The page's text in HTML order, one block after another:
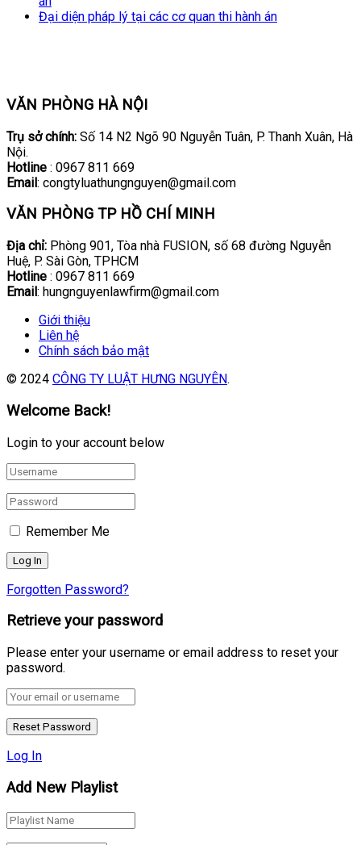
Đại diện pháp lý tại các cơ quan thi hành án
VĂN PHÒNG HÀ NỘI
Trụ sở chính: Số 14 N2 Ngõ 90 Nguyễn Tuân, P. Thanh Xuân, Hà
Nội.
Hotline : 0967 811 669
Email: congtyluathungnguyen@gmail.com
VĂN PHÒNG TP HỒ CHÍ MINH
Địa chỉ: Phòng 901, Tòa nhà FUSION, số 68 đường Nguyễn
Huệ, P. Sài Gòn, TPHCM
Hotline : 0967 811 669
Email : hungnguyenlawfirm@gmail.com
Giới thiệu
Liên hệ
Chính sách bảo mật
© 2024 CÔNG TY LUẬT HƯNG NGUYÊN.
Welcome Back!
Login to your account below
Remember Me
Forgotten Password?
Retrieve your password
Please enter your username or email address to reset your
password.
Log In
Add New Playlist